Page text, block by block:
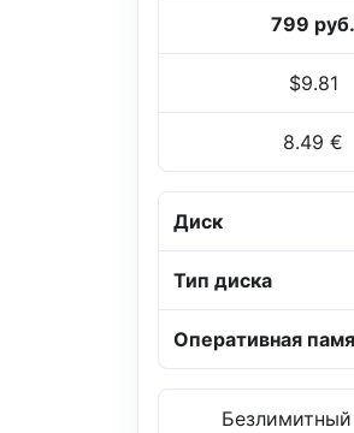
799 руб.
$9.81
8.49 €
Диск
Тип диска
Оперативная